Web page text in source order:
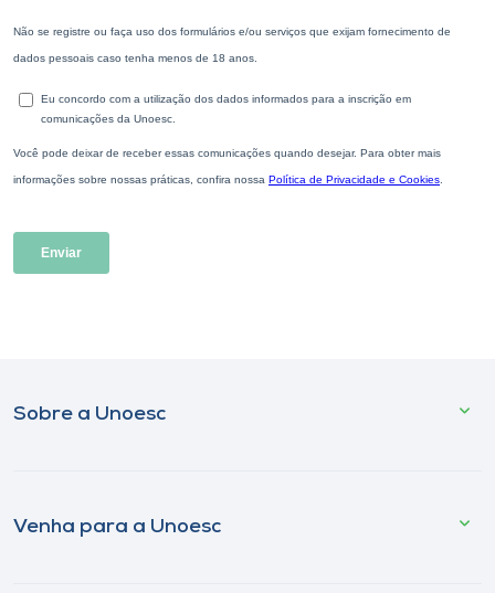
Sobre a Unoesc
Venha para a Unoesc